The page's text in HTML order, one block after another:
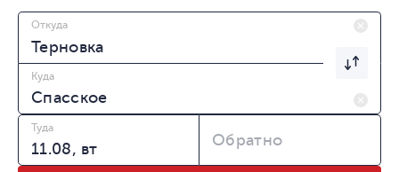
Откуда
Куда
Туда
Обратно